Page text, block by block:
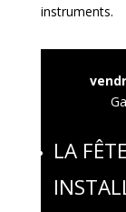
instruments.
LA